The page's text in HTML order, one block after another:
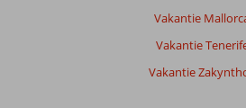
Vakantie
Vakantie
Vakantie